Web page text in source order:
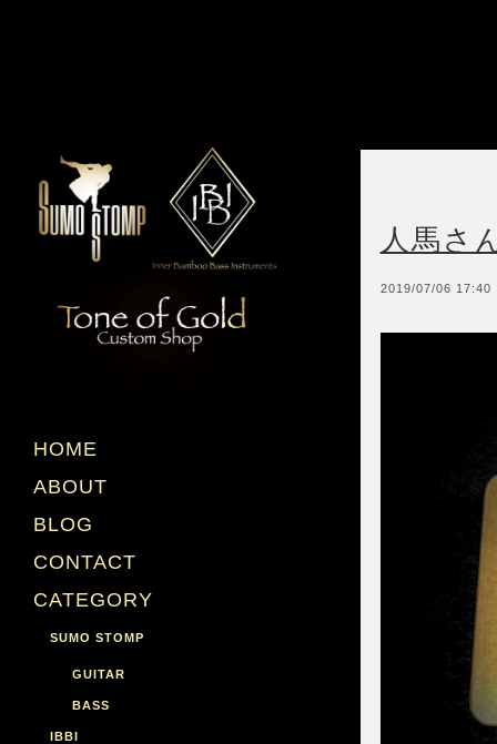
HOME
ABOUT
BLOG
CONTACT
CATEGORY
SUMO STOMP
GUITAR
BASS
IBBI
人馬さ
2019/07/06 17:40